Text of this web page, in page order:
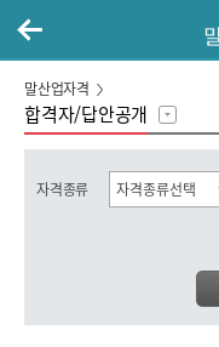
말산업자격
합격자/답안공개
자격종류